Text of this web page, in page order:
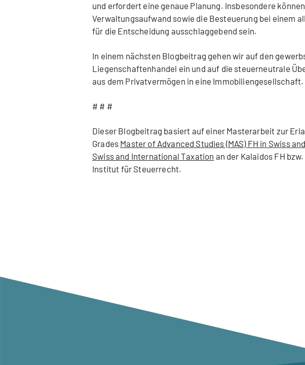
und erfordert eine genaue Planung. Insbesondere
Verwaltungsaufwand sowie die Besteuerung bei einem
für die Entscheidung ausschlaggebend sein.
In einem nächsten Blogbeitrag gehen wir auf den
Liegenschaftenhandel ein und auf die steuerneutrale
aus dem Privatvermögen in eine Immobiliengesellschaft.
# # #
Dieser Blogbeitrag basiert auf einer Masterarbeit zur
Grades Master of Advanced Studies (MAS) FH in Swiss
Swiss and International Taxation an der Kalaidos FH
Institut für Steuerrecht.